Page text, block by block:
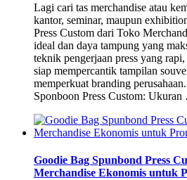
Lagi cari tas merchandise atau
kantor, seminar, maupun
Press Custom dari Toko
ideal dan daya tampung yang
teknik pengerjaan press yang
siap mempercantik tampilan
memperkuat branding
Sponboon Press Custom:
Goodie Bag Spunbond Press
Merchandise Ekonomis untuk